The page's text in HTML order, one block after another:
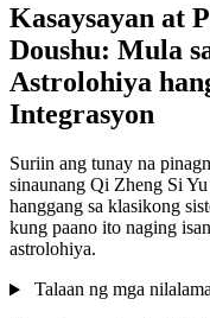
Kasaysayan at
Doushu: Mula
Astrolohiya
Integrasyon
Suriin ang tunay na
sinaunang Qi Zheng Si
hanggang sa klasikong
kung paano ito naging
astrolohiya.
Talaan ng mga